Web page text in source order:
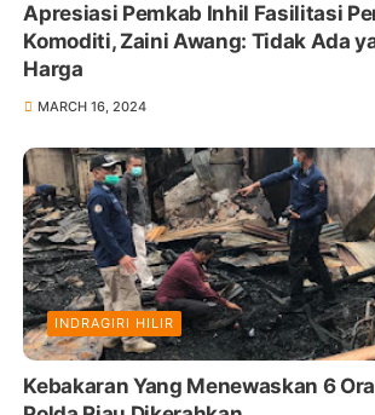
Apresiasi Pemkab Inhil Fasilitasi
Komoditi, Zaini Awang: Tidak Ada
Harga
MARCH 16, 2024
INDRAGIRI HILIR
Kebakaran Yang Menewaskan 6